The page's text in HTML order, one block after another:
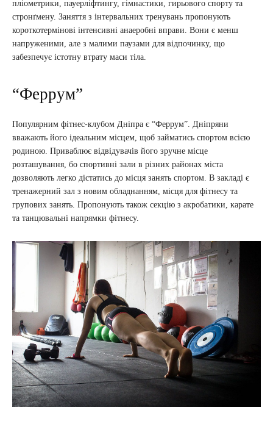
пліометрики, пауерліфтингу, гімнастики, гирьового спорту та
стронґмену. Заняття з інтервальних тренувань пропонують
короткотермінові інтенсивні анаеробні вправи. Вони є менш
напруженими, але з малими паузами для відпочинку, що
забезпечує істотну втрату маси тіла.
“Феррум”
Популярним фітнес-клубом Дніпра є “Феррум”. Дніпряни
вважають його ідеальним місцем, щоб займатись спортом всією
родиною. Приваблює відвідувачів його зручне місце
розташування, бо спортивні зали в різних районах міста
дозволяють легко дістатись до місця занять спортом. В закладі є
тренажерний зал з новим обладнанням, місця для фітнесу та
групових занять. Пропонують також секцію з акробатики, карате
та танцювальні напрямки фітнесу.